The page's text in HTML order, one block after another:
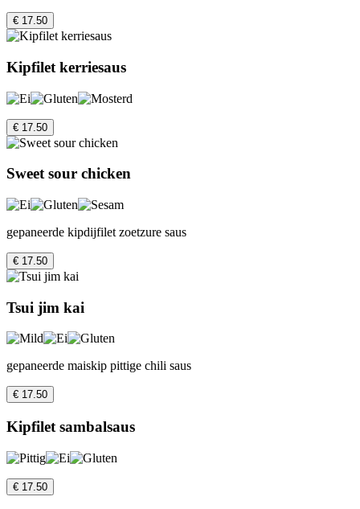
€ 17.50
Kipfilet kerriesaus
€ 17.50
Sweet sour chicken
gepaneerde kipdijfilet zoetzure saus
€ 17.50
Tsui jim kai
gepaneerde maiskip pittige chili saus
€ 17.50
Kipfilet sambalsaus
€ 17.50